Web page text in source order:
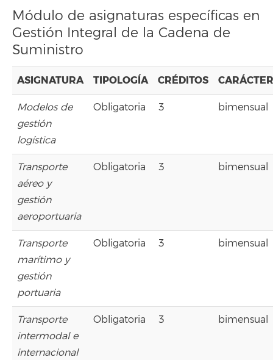
Módulo de asignaturas específicas en
Gestión Integral de la Cadena de
Suministro
ASIGNATURA TIPOLOGÍA CRÉDITOS CARÁCTER
Modelos de
gestión
logística
Obligatoria 3 bimensual
Transporte
aéreo y
gestión
aeroportuaria
Obligatoria 3 bimensual
Transporte
marítimo y
gestión
portuaria
Obligatoria 3 bimensual
Transporte
intermodal e
internacional
Obligatoria 3 bimensual